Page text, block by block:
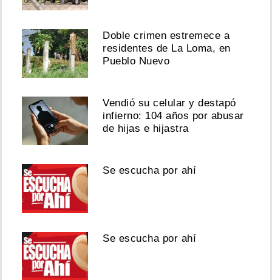
Doble crimen estremece a
residentes de La Loma, en
Pueblo Nuevo
Vendió su celular y destapó
infierno: 104 años por abusar
de hijas e hijastra
Se escucha por ahí
Se escucha por ahí